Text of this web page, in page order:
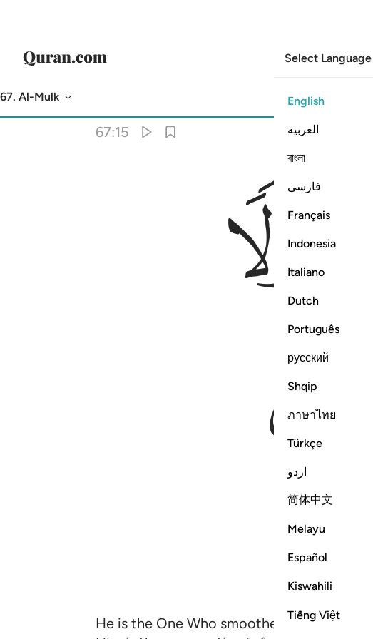
Select Language
English
العربية
বাংলা
فارسی
Français
Indonesia
Italiano
Dutch
Português
русский
Shqip
ภาษาไทย
Türkçe
اردو
简体中文
Melayu
Español
Kiswahili
Tiếng Việt
67. Al-Mulk
67:15
ﱙ
ﱞ
ﱣ
He is the One Who smoothed out the